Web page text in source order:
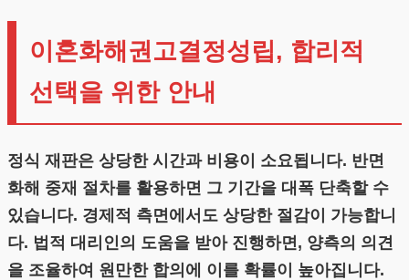
이혼화해권고결정성립, 합리적
선택을 위한 안내
정식 재판은 상당한 시간과 비용이 소요됩니다. 반면
화해 중재 절차를 활용하면 그 기간을 대폭 단축할 수
있습니다. 경제적 측면에서도 상당한 절감이 가능합니
다. 법적 대리인의 도움을 받아 진행하면, 양측의 의견
을 조율하여 원만한 합의에 이를 확률이 높아집니다.